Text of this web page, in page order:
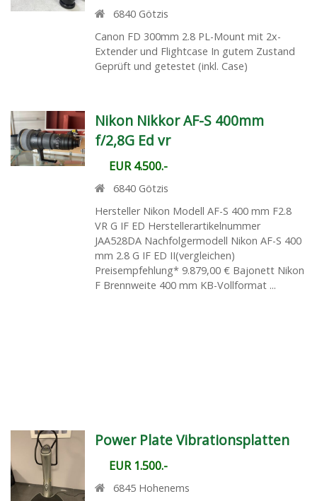
6840 Götzis
Canon FD 300mm 2.8 PL-Mount mit 2x-
Extender und Flightcase In gutem Zustand
Geprüft und getestet (inkl. Case)
Nikon Nikkor AF-S 400mm
f/2,8G Ed vr
EUR 4.500.-
6840 Götzis
Hersteller Nikon Modell AF-S 400 mm F2.8
VR G IF ED Herstellerartikelnummer
JAA528DA Nachfolgermodell Nikon AF-S 400
mm 2.8 G IF ED II(vergleichen)
Preisempfehlung* 9.879,00 € Bajonett Nikon
F Brennweite 400 mm KB-Vollformat ...
Power Plate Vibrationsplatten
EUR 1.500.-
6845 Hohenems